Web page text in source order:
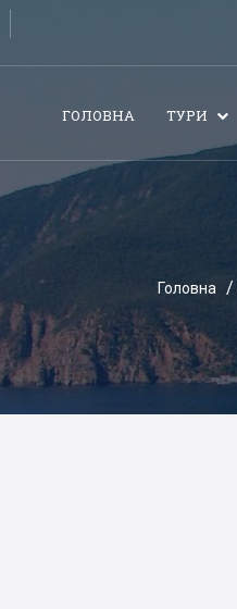
ГОЛОВНА ТУРИ
Головна